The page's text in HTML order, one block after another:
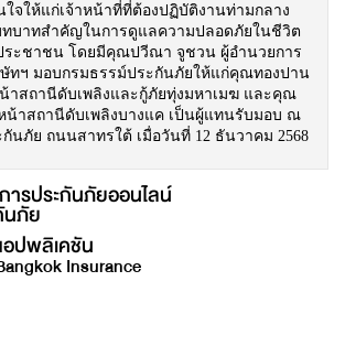
ใจให้แก่เจ้าหน้าที่ที่ต้องปฏิบัติงานท่ามกลาง
ทบาทสำคัญในการดูแลความปลอดภัยในชีวิต
ระชาชน โดยมีคุณปวีณา จูชวน ผู้อำนวยการ
ทฯ มอบกรมธรรม์ประกันภัยให้แก่คุณทองปาน
าสถานีดับเพลิงและกู้ภัยทุ่งมหาเมฆ และคุณ
น้าสถานีดับเพลิงบางแค เป็นผู้แทนรับมอบ ณ
กันภัย ถนนสาทรใต้ เมื่อวันที่ 12 ธันวาคม 2568
ารประกันภัยออนไลน์
นภัย
อปพลิเคชัน
Insurance